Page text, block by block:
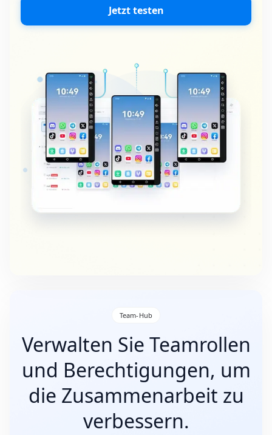
Jetzt testen
Team-Hub
Verwalten Sie Teamrollen
und Berechtigungen, um
die Zusammenarbeit zu
verbessern.